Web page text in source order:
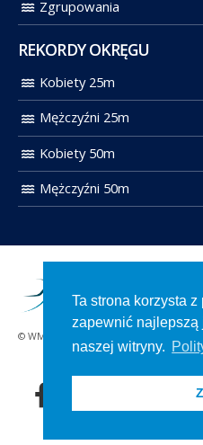
Zgrupowania
REKORDY OKRĘGU
Kobiety 25m
Mężczyźni 25m
Kobiety 50m
Mężczyźni 50m
© WMOZP 2021. Wszelkie prawa
Ta strona korzysta
zapewnić najlepszą
naszej witryny.